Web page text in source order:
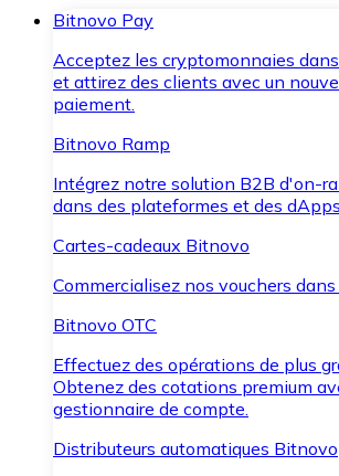
Bitnovo Pay
Acceptez les cryptomonnaies
et attirez des clients avec un
paiement.
Bitnovo Ramp
Intégrez notre solution B2B d'on-
dans des plateformes et des
Cartes-cadeaux Bitnovo
Commercialisez nos vouchers
Bitnovo OTC
Effectuez des opérations de plus
Obtenez des cotations premium
gestionnaire de compte.
Distributeurs automatiques Bitnovo